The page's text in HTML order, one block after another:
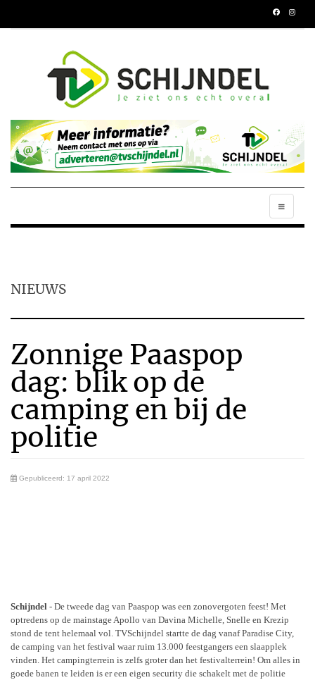
NIEUWS
Zonnige Paaspop
dag: blik op de
camping en bij de
politie
Gepubliceerd: 17 april 2022
Schijndel - De tweede dag van Paaspop was een zonovergoten feest! Met
optredens op de mainstage Apollo van Davina Michelle, Snelle en Krezip
stond de tent helemaal vol. TVSchijndel startte de dag vanaf Paradise City,
de camping van het festival waar ruim 13.000 feestgangers een slaapplek
vinden. Het campingterrein is zelfs groter dan het festivalterrein! Om alles in
goede banen te leiden is er een eigen security die schakelt met de politie